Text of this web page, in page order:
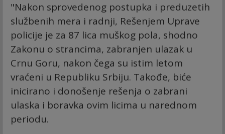
"Nakon sprovedenog postupka i preduzetih
službenih mera i radnji, Rešenjem Uprave
policije je za 87 lica muškog pola, shodno
Zakonu o strancima, zabranjen ulazak u
Crnu Goru, nakon čega su istim letom
vraćeni u Republiku Srbiju. Takođe, biće
inicirano i donošenje rešenja o zabrani
ulaska i boravka ovim licima u narednom
periodu.